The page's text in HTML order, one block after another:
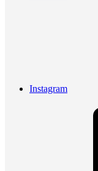
Instagram